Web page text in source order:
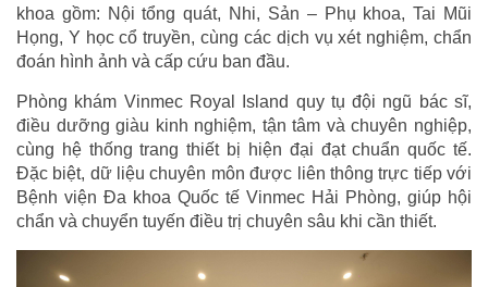
khoa gồm: Nội tổng quát, Nhi, Sản – Phụ khoa, Tai Mũi
Họng, Y học cổ truyền, cùng các dịch vụ xét nghiệm, chẩn
đoán hình ảnh và cấp cứu ban đầu.
Phòng khám Vinmec Royal Island quy tụ đội ngũ bác sĩ,
điều dưỡng giàu kinh nghiệm, tận tâm và chuyên nghiệp,
cùng hệ thống trang thiết bị hiện đại đạt chuẩn quốc tế.
Đặc biệt, dữ liệu chuyên môn được liên thông trực tiếp với
Bệnh viện Đa khoa Quốc tế Vinmec Hải Phòng, giúp hội
chẩn và chuyển tuyến điều trị chuyên sâu khi cần thiết.